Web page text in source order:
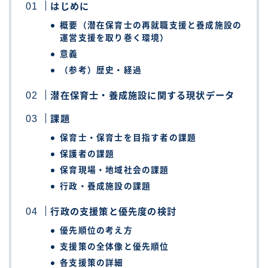
はじめに
概要（潜在保育士の再就職支援と養成施設の
運営支援を取り巻く環境）
意義
（参考）歴史・経過
潜在保育士・養成施設に関する現状データ
課題
保育士・保育士を目指す者の課題
保護者の課題
保育現場・地域社会の課題
行政・養成施設の課題
行政の支援策と優先度の検討
優先順位の考え方
支援策の全体像と優先順位
各支援策の詳細